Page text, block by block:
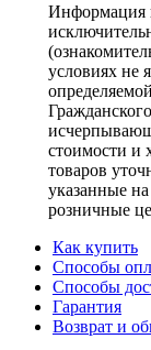
Информация
условиях не
стоимости и
товаров
указанные
розничные
Как купить
Способы
Способы
Гарантия
Возврат и